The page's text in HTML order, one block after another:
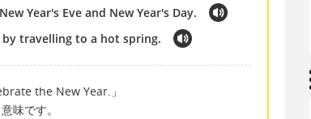
Year's Eve and New Year's Day.
travelling to a hot spring.
the New Year.」
味です。